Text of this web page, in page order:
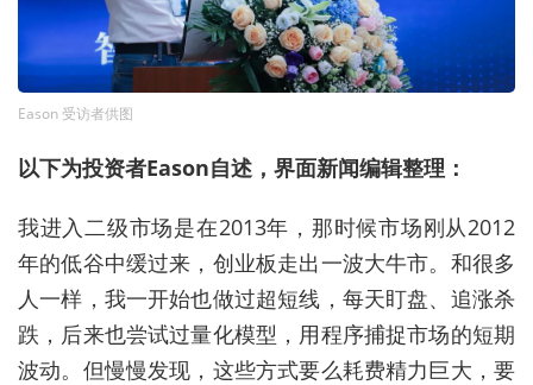
Eason 受访者供图
以下为投资者Eason自述，界面新闻编辑整理：
我进入二级市场是在2013年，那时候市场刚从2012
年的低谷中缓过来，创业板走出一波大牛市。和很多
人一样，我一开始也做过超短线，每天盯盘、追涨杀
跌，后来也尝试过量化模型，用程序捕捉市场的短期
波动。但慢慢发现，这些方式要么耗费精力巨大，要